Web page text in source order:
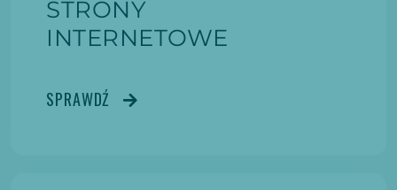
STRONY
INTERNETOWE
SPRAWDŹ